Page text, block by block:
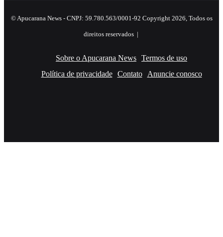
© Apucarana News - CNPJ: 59.780.563/0001-92 Copyright 2026, Todos os
direitos reservados |
Sobre o Apucarana News Termos de uso
Política de privacidade
Contato Anuncie conosco